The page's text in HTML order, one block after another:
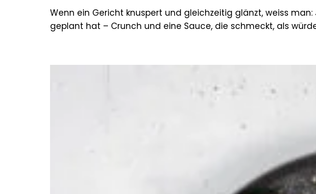
Wenn ein Gericht knuspert und gleichzeitig glänzt, weiss
geplant hat – Crunch und eine Sauce, die schmeckt, als